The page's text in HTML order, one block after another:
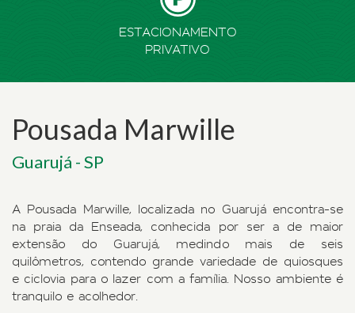
ESTACIONAMENTO
PRIVATIVO
Pousada Marwille
Guarujá - SP
A Pousada Marwille, localizada no Guarujá encontra-se
na praia da Enseada, conhecida por ser a de maior
extensão do Guarujá, medindo mais de seis
quilômetros, contendo grande variedade de quiosques
e ciclovia para o lazer com a família. Nosso ambiente é
tranquilo e acolhedor.